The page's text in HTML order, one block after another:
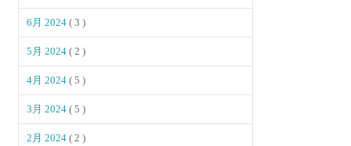
6月 2024( 3 )
5月 2024( 2 )
4月 2024( 5 )
3月 2024( 5 )
2月 2024( 2 )